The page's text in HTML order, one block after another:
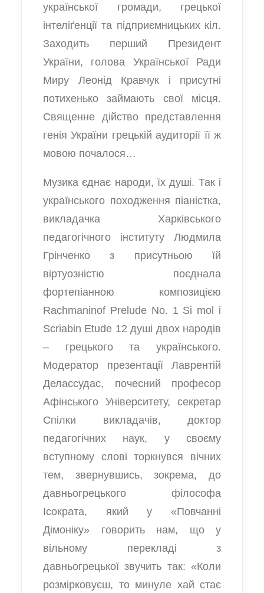
української громади, грецької
інтеліґенції та підприємницьких кіл.
Заходить перший Президент
України, голова Української Ради
Миру Леонід Кравчук і присутні
потихенько займають свої місця.
Священне дійство представлення
генія України грецькій аудиторії її ж
мовою почалося…
Музика єднає народи, їх душі. Так і
українського походження піаністка,
викладачка Харківського
педагогічного інституту Людмила
Грінченко з присутньою їй
віртуозністю поєднала
фортепіанною композицією
Rachmaninof Prelude No. 1 Si mol і
Scriabin Etude 12 душі двох народів
– грецького та українського.
Модератор презентації Лаврентій
Делассудас, почесний професор
Афінського Університету, секретар
Спілки викладачів, доктор
педагогічних наук, у своєму
вступному слові торкнувся вічних
тем, звернувшись, зокрема, до
давньогрецького філософа
Ісократа, який у «Повчанні
Дімоніку» говорить нам, що у
вільному перекладі з
давньогрецької звучить так: «Коли
розмірковуєш, то минуле хай стає